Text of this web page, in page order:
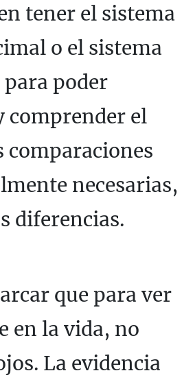
tener el sistema
o el sistema
para poder
comprender el
comparaciones
necesarias,
diferencias.
que para ver
en la vida, no
La evidencia